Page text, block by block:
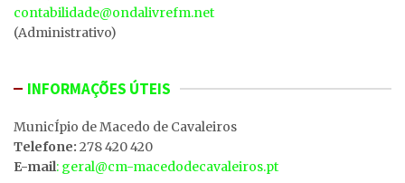
contabilidade@ondalivrefm.net
(Administrativo)
INFORMAÇÕES ÚTEIS
MunicÍpio de Macedo de Cavaleiros
Telefone: 278 420 420
E-mail: geral@cm-macedodecavaleiros.pt